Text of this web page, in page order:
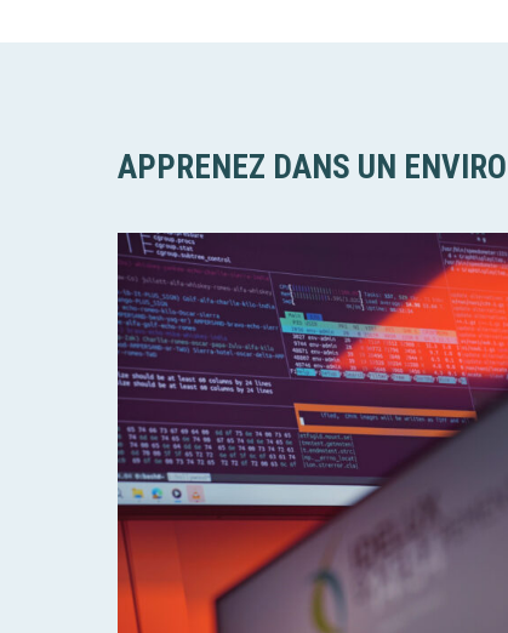
APPRENEZ DANS UN